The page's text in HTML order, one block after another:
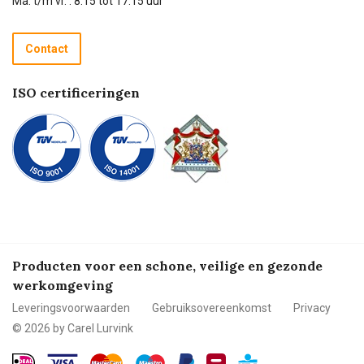
Recycle programma
Betalen
Contact
ISO certificeringen
Producten voor een schone, veilige en gezonde
werkomgeving
Leveringsvoorwaarden Gebruiksovereenkomst
Privacy
© 2026 by Carel Lurvink